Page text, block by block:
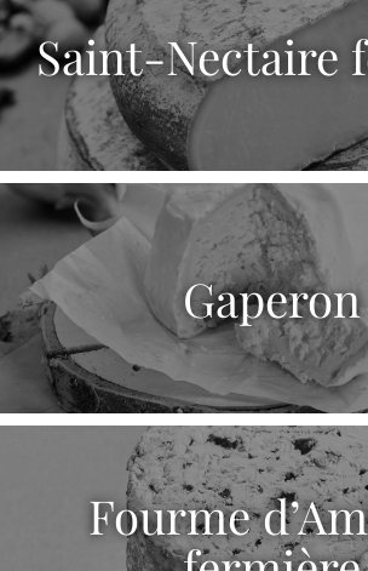
Saint-Nectaire
Gaperon
Fourme